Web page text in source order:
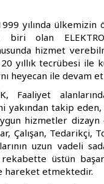
yılında
biri olan
hizmet
yıllık tecrübesi ile
heyecan ile devam
Faaliyet
yakından takip
hizmetler dizayn
Çalışan, Tedarikçi,
uzun vadeli
üstün
hareket etmektedir.